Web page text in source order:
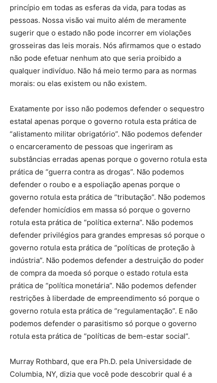
princípio em todas as esferas da vida, para todas as
pessoas. Nossa visão vai muito além de meramente
sugerir que o estado não pode incorrer em violações
grosseiras das leis morais. Nós afirmamos que o estado
não pode efetuar nenhum ato que seria proibido a
qualquer indivíduo. Não há meio termo para as normas
morais: ou elas existem ou não existem.
Exatamente por isso não podemos defender o sequestro
estatal apenas porque o governo rotula esta prática de
“alistamento militar obrigatório”. Não podemos defender
o encarceramento de pessoas que ingeriram as
substâncias erradas apenas porque o governo rotula esta
prática de “guerra contra as drogas”. Não podemos
defender o roubo e a espoliação apenas porque o
governo rotula esta prática de “tributação”. Não podemos
defender homicídios em massa só porque o governo
rotula esta prática de “política externa”. Não podemos
defender privilégios para grandes empresas só porque o
governo rotula esta prática de “políticas de proteção à
indústria”. Não podemos defender a destruição do poder
de compra da moeda só porque o estado rotula esta
prática de “política monetária”. Não podemos defender
restrições à liberdade de empreendimento só porque o
governo rotula esta prática de “regulamentação”. E não
podemos defender o parasitismo só porque o governo
rotula esta prática de “políticas de bem-estar social”.
Murray Rothbard, que era Ph.D. pela Universidade de
Columbia, NY, dizia que você pode descobrir qual é a